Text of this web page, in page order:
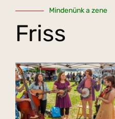
Mindenünk a zene
Friss